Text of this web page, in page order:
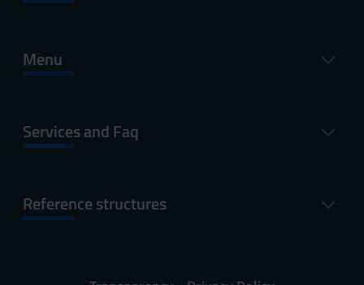
Menu
Services and Faq
Reference structures